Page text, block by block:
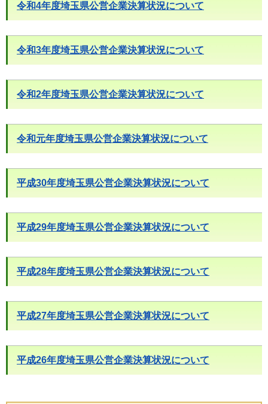
令和4年度埼玉県公営企業決算状況について
令和3年度埼玉県公営企業決算状況について
令和2年度埼玉県公営企業決算状況について
令和元年度埼玉県公営企業決算状況について
平成30年度埼玉県公営企業決算状況について
平成29年度埼玉県公営企業決算状況について
平成28年度埼玉県公営企業決算状況について
平成27年度埼玉県公営企業決算状況について
平成26年度埼玉県公営企業決算状況について